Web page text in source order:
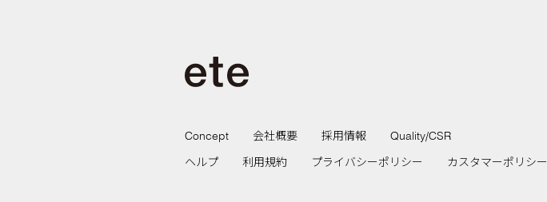
Concept 会社概要 採用情報
Quality/CSR
ヘルプ
利用規約 プライバシーポリシー カスタマーポリシー